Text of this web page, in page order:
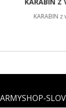
ARMYSHOP-